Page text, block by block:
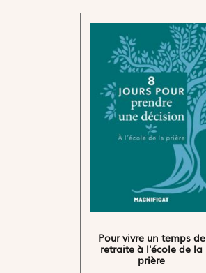
Pour vivre un temps de
retraite à l'école de la
prière